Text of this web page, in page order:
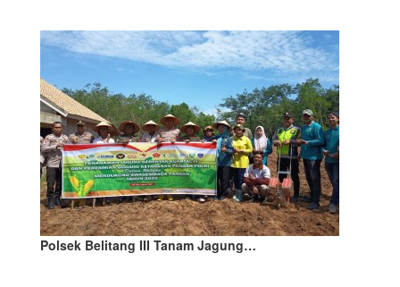
Polsek Belitang III Tanam Jagung…